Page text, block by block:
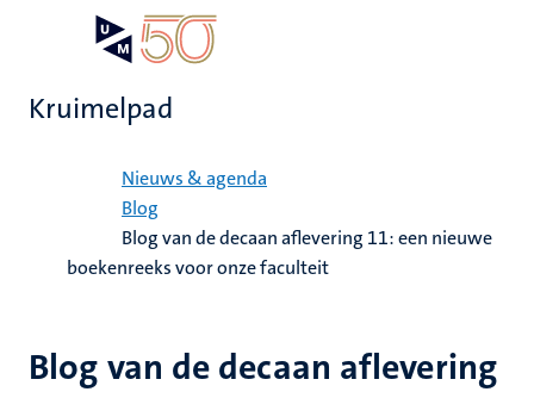
Kruimelpad
Nieuws & agenda
Blog
Blog van de decaan aflevering 11: een nieuwe
boekenreeks voor onze faculteit
Blog van de decaan aflevering